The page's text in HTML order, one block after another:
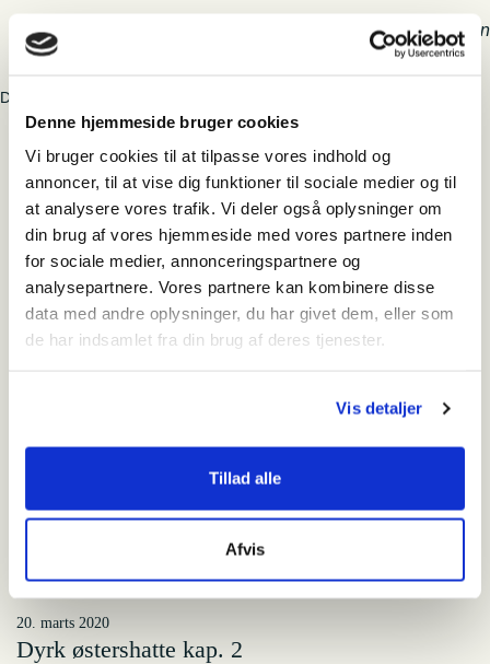
Denne hjemmeside bruger cookies
Vi bruger cookies til at tilpasse vores indhold og
annoncer, til at vise dig funktioner til sociale medier og til
at analysere vores trafik. Vi deler også oplysninger om
din brug af vores hjemmeside med vores partnere inden
for sociale medier, annonceringspartnere og
analysepartnere. Vores partnere kan kombinere disse
data med andre oplysninger, du har givet dem, eller som
de har indsamlet fra din brug af deres tjenester.
Vis detaljer
Tillad alle
Afvis
Emily Pritchards hus. Foto: Niels A. Hansen
Du kan købe Vardemuseernes årbog “opdatering 2019” lige
Artiklens tema
Udstilling og formidling
Mennesket og havet
Relateret indhold
20. marts 2020
Kunstquiz: Gæt en kunstner
På gåtur ved FLUGT
20. marts 2020
Dyrk østershatte kap. 2